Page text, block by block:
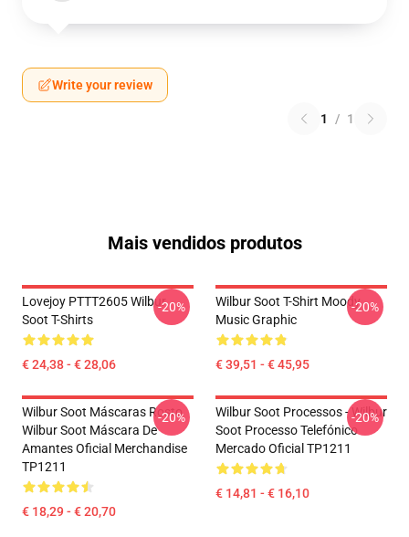
Write your review
1 / 1
Mais vendidos produtos
Lovejoy PTTT2605 Wilbur
Soot T-Shirts
€ 24,38 - € 28,06
-20%
Wilbur Soot T-Shirt Moody
Music Graphic
€ 39,51 - € 45,95
-20%
Wilbur Soot Máscaras Rosto
Wilbur Soot Máscara De
Amantes Oficial Merchandise
TP1211
€ 18,29 - € 20,70
-20%
Wilbur Soot Processos - Wilbur
Soot Processo Telefónico
Mercado Oficial TP1211
€ 14,81 - € 16,10
-20%